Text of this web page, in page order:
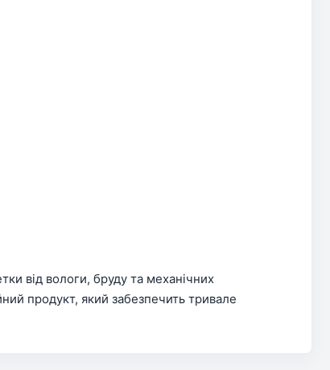
від вологи, бруду та механічних
продукт, який забезпечить тривале